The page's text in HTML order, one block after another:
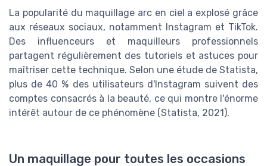
La popularité du maquillage arc en ciel a explosé grâce
aux réseaux sociaux, notamment Instagram et TikTok.
Des influenceurs et maquilleurs professionnels
partagent régulièrement des tutoriels et astuces pour
maîtriser cette technique. Selon une étude de Statista,
plus de 40 % des utilisateurs d'Instagram suivent des
comptes consacrés à la beauté, ce qui montre l'énorme
intérêt autour de ce phénomène (Statista, 2021).
Un maquillage pour toutes les occasions